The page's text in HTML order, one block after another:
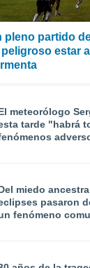
pleno partido
estar
meteorólogo
tarde "habrá
miedo
pasaron
fenómeno